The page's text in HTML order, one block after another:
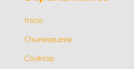
Início
Churrasqueira
Cooktop